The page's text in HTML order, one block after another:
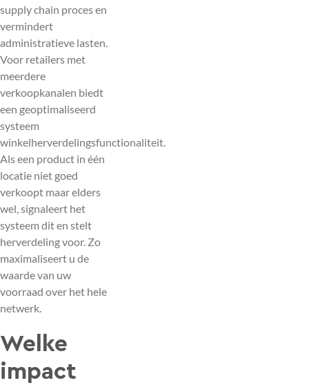
supply chain proces en
vermindert
administratieve lasten.
Voor retailers met
meerdere
verkoopkanalen biedt
een geoptimaliseerd
systeem
winkelherverdelingsfunctionaliteit.
Als een product in één
locatie niet goed
verkoopt maar elders
wel, signaleert het
systeem dit en stelt
herverdeling voor. Zo
maximaliseert u de
waarde van uw
voorraad over het hele
netwerk.
Welke
impact